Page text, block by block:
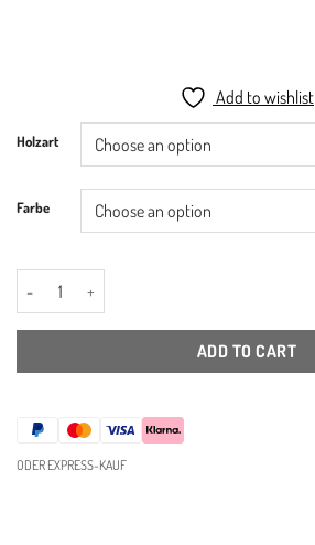
Add to wishlist
Holzart
Farbe
TB.SR.4 - Schuhständer/ Schuhregal quantity
ADD TO CART
ODER EXPRESS-KAUF